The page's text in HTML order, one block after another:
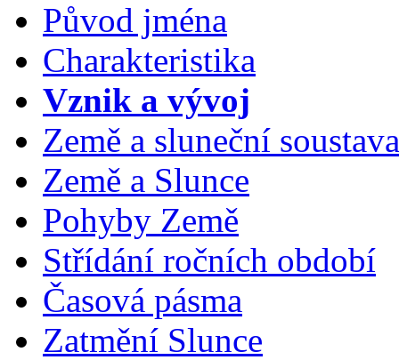
Původ jména
Charakteristika
Vznik a vývoj
Země a sluneční soustava
Země a Slunce
Pohyby Země
Střídání ročních období
Časová pásma
Zatmění Slunce